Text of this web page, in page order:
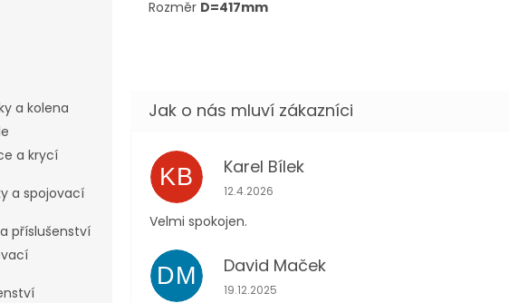
a kolena
a krycí
a spojovací
příslušenství
Rozměr D=417mm
KB Karel Bílek
Hodnocení obchodu je 5 z 5 hvězdiček.
12.4.2026
Velmi spokojen.
DM David Maček
Hodnocení obchodu je 5 z 5 hvězdiček.
19.12.2025